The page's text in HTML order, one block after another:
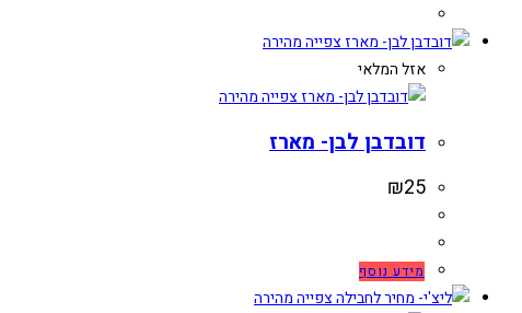
צפייה מהירה
אזל המלאי
צפייה מהירה
דובדבן לבן- מארז
₪25
מידע נוסף
צפייה מהירה